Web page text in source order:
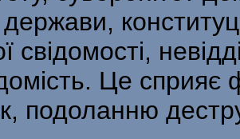
держави,
свідомості,
Це
подоланню